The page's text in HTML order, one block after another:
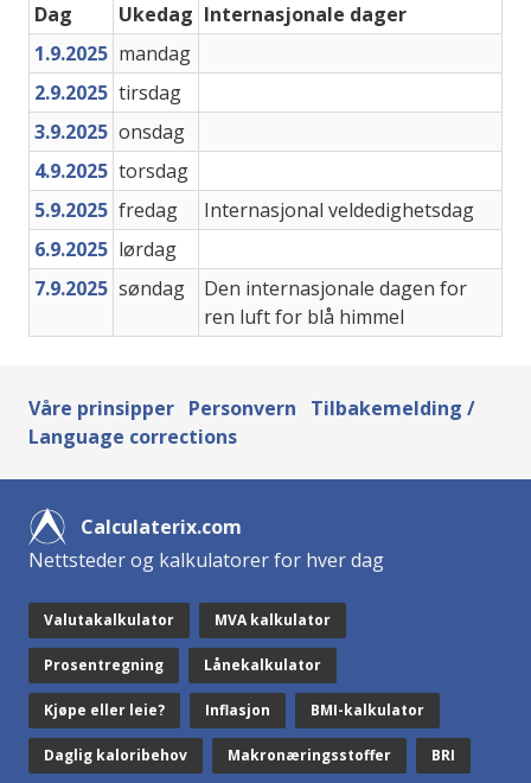
Dag Ukedag Internasjonale dager
1.9.2025 mandag
2.9.2025 tirsdag
3.9.2025 onsdag
4.9.2025 torsdag
5.9.2025 fredag
Internasjonal veldedighetsdag
6.9.2025 lørdag
7.9.2025 søndag
Den internasjonale dagen for
ren luft for blå himmel
Våre prinsipper Personvern
Tilbakemelding /
Language corrections
Calculaterix.com
Nettsteder og kalkulatorer for hver dag
Valutakalkulator MVA kalkulator
Prosentregning Lånekalkulator
Kjøpe eller leie? Inflasjon BMI-kalkulator
Daglig kaloribehov Makronæringsstoffer BRI